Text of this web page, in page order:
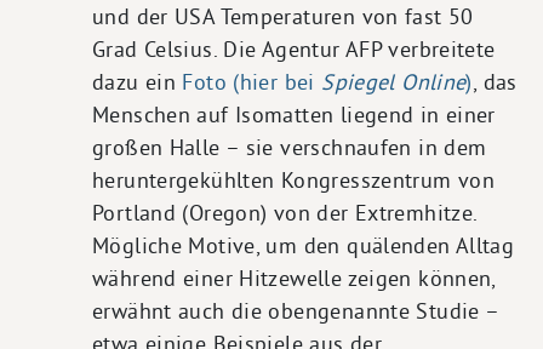
und der USA Temperaturen von fast 50
Grad Celsius. Die Agentur AFP verbreitete
dazu ein Foto (hier bei Spiegel Online), das
Menschen auf Isomatten liegend in einer
großen Halle – sie verschnaufen in dem
heruntergekühlten Kongresszentrum von
Portland (Oregon) von der Extremhitze.
Mögliche Motive, um den quälenden Alltag
während einer Hitzewelle zeigen können,
erwähnt auch die obengenannte Studie –